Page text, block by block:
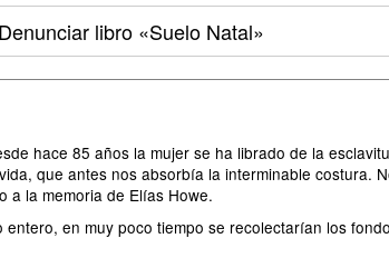
Denunciar libro «Suelo Natal»
hace 85 años la mujer se ha librado de la
que antes nos absorbía la interminable costura.
a la memoria de Elías Howe.
en muy poco tiempo se recolectarían los